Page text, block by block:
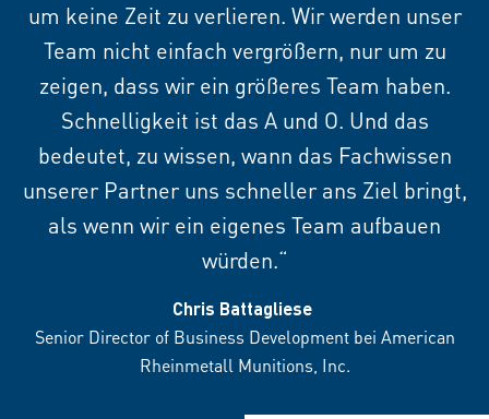
um keine Zeit zu verlieren. Wir werden unser
Team nicht einfach vergrößern, nur um zu
zeigen, dass wir ein größeres Team haben.
Schnelligkeit ist das A und O. Und das
bedeutet, zu wissen, wann das Fachwissen
unserer Partner uns schneller ans Ziel bringt,
als wenn wir ein eigenes Team aufbauen
würden.“
Chris Battagliese
Senior Director of Business Development bei American
Rheinmetall Munitions, Inc.